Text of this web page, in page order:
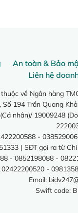
An toàn & Bảo
Liên hệ
về Ngân hàng
Số 194 Trần Quang
nhân)/ 19009248
-
| SĐT gọi ra từ
- 0852198088 -
-
Email:
Swift code: